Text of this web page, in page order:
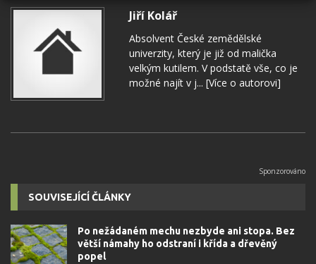
Jiří Kolář
Absolvent České zemědělské
univerzity, který je již od malička
velkým kutilem. V podstatě vše, co je
možné najít v j... [Více o autorovi]
SOUVISEJÍCÍ ČLÁNKY
Po nežádaném mechu nezbyde ani stopa. Bez
větší námahy ho odstraní i křída a dřevěný
popel